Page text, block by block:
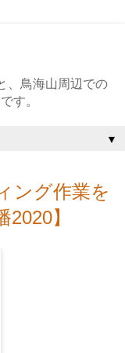
、鳥海山周辺での
す。
▼
ング作業を
】